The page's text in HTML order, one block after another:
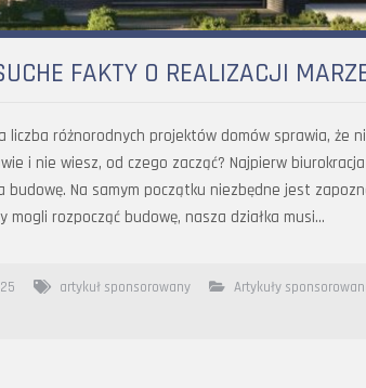
FAKTY O REALIZACJI
liczba różnorodnych projektów domów sprawia, że
i nie wiesz, od czego zacząć? Najpierw
budowę. Na samym początku niezbędne jest
mogli rozpocząć budowę, nasza działka musi…
artykuł sponsorowany
Artykuły